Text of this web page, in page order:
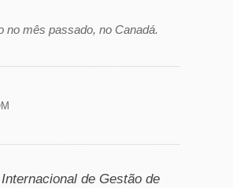
no mês passado, no Canadá.
de Gestão de